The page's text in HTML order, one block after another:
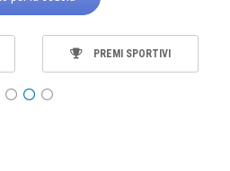
PREMI SPORTIVI